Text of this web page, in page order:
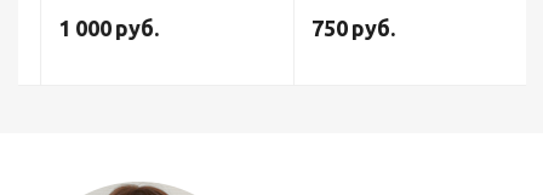
бордовым
1 000руб. 750руб.